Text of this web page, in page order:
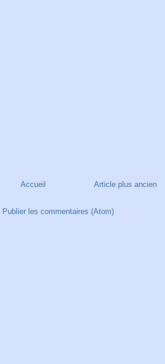
Article plus ancien
Accueil
Publier les commentaires (Atom)